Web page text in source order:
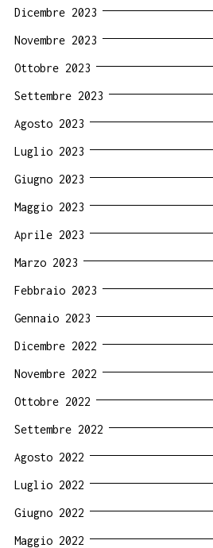
Dicembre 2023
Novembre 2023
Ottobre 2023
Settembre 2023
Agosto 2023
Luglio 2023
Giugno 2023
Maggio 2023
Aprile 2023
Marzo 2023
Febbraio 2023
Gennaio 2023
Dicembre 2022
Novembre 2022
Ottobre 2022
Settembre 2022
Agosto 2022
Luglio 2022
Giugno 2022
Maggio 2022